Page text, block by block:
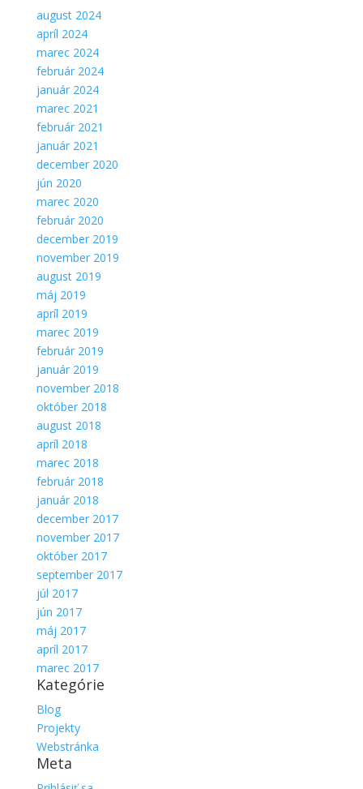
august 2024
apríl 2024
marec 2024
február 2024
január 2024
marec 2021
február 2021
január 2021
december 2020
jún 2020
marec 2020
február 2020
december 2019
november 2019
august 2019
máj 2019
apríl 2019
marec 2019
február 2019
január 2019
november 2018
október 2018
august 2018
apríl 2018
marec 2018
február 2018
január 2018
december 2017
november 2017
október 2017
september 2017
júl 2017
jún 2017
máj 2017
apríl 2017
marec 2017
Kategórie
Blog
Projekty
Webstránka
Meta